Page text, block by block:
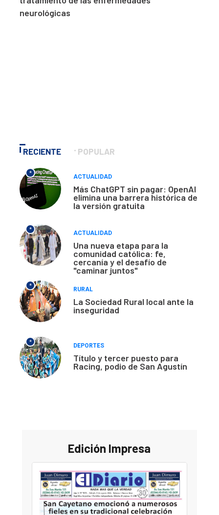
neurológicas
RECIENTE POPULAR
*
ACTUALIDAD
Más ChatGPT sin pagar: OpenAI
elimina una barrera histórica de
la versión gratuita
*
ACTUALIDAD
Una nueva etapa para la
comunidad católica: fe,
cercanía y el desafío de
"caminar juntos"
*
RURAL
La Sociedad Rural local ante la
inseguridad
*
DEPORTES
Título y tercer puesto para
Racing, podio de San Agustín
Edición Impresa